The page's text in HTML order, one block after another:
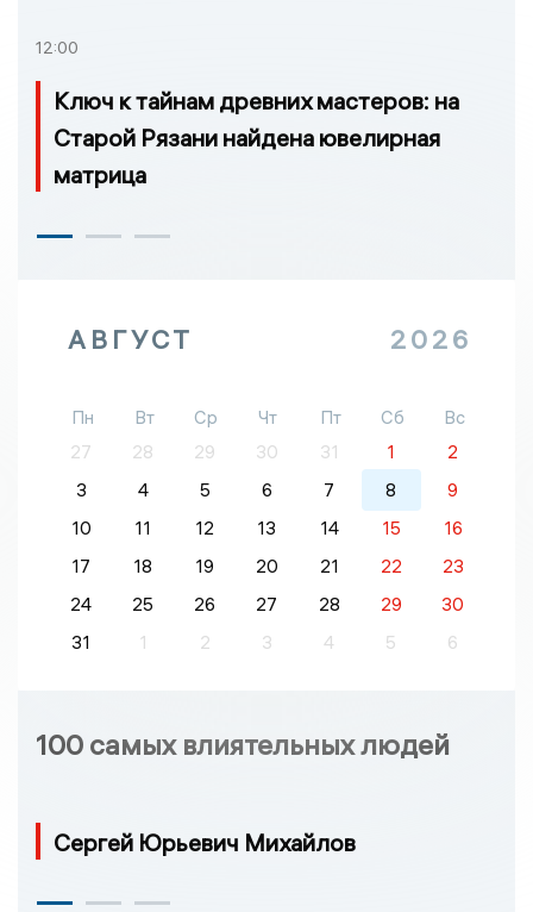
12:00
Ключ к тайнам древних мастеров: на
Старой Рязани найдена ювелирная
матрица
АВГУСТ 2026
Пн Вт Ср Чт Пт Сб
Вс
27
28 29 30 31 1
2
3
4 5 6 7 8
9
10
11 12 13 14 15
16
17
18 19 20 21 22
23
24
25 26 27 28 29
30
31
1 2 3 4 5 6
100 самых влиятельных людей
Сергей Юрьевич Михайлов